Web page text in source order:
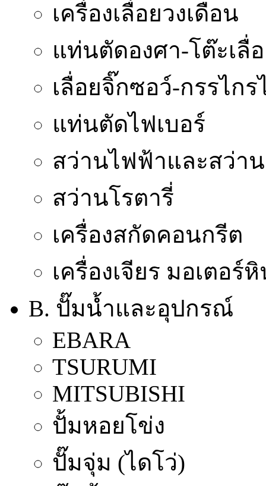
เครื่องเลื่อยวงเดือน
แท่นตัดองศา-โต๊ะเลื่
เลื่อยจิ๊กซอว์-กรรไก
แท่นตัดไฟเบอร์
สว่านไฟฟ้าและสว่า
สว่านโรตารี่
เครื่องสกัดคอนกรีต
เครื่องเจียร มอเตอร์
B. ปั๊มน้ำและอุปกรณ์
EBARA
TSURUMI
MITSUBISHI
ปั้มหอยโข่ง
ปั๊มจุ่ม (ไดโว่)